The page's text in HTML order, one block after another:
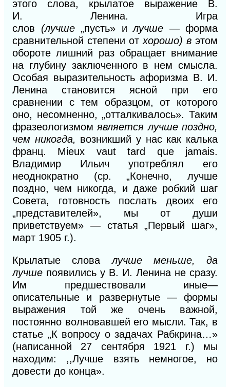
этого слова, крылатое выражение
B.
И. Ленина. Игра
слов (лучше „пусть» илучше — форма
сравнительной степени от хорошо) в этом
обороте лишний раз обращает внимание
на глубину заключенного в нем смысла.
Особая выразительность афоризма В. И.
Ленина становится ясной при его
сравнении с тем образцом, от которого
оно, несомненно, „отталкивалось». Таким
фразеологизмомявляется лучше поздно,
чем никогда, возникший у нас как калька
франц. Mieux vaut tard que jamais.
Владимир Ильич употреблял его
неоднократно (ср. „Конечно, лучше
поздно, чем никогда, и даже робкий шаг
Совета, готовность послать двоих его
„представителей», мы от души
приветствуем» — статья „Первый шаг»,
март 1905 г.).
Крылатые словалучше меньше, да
лучше появились у В. И. Ленина не сразу.
Им предшествовали иные—
описательные и развернутые — формы
выражения той же очень важной,
постоянно волновавшей его мысли. Так, в
статье „К вопросу о задачах Рабкрина…»
(написанной 27 сентября 1921 г.) мы
находим: ,,Лучше взять немногое, но
довести до конца».